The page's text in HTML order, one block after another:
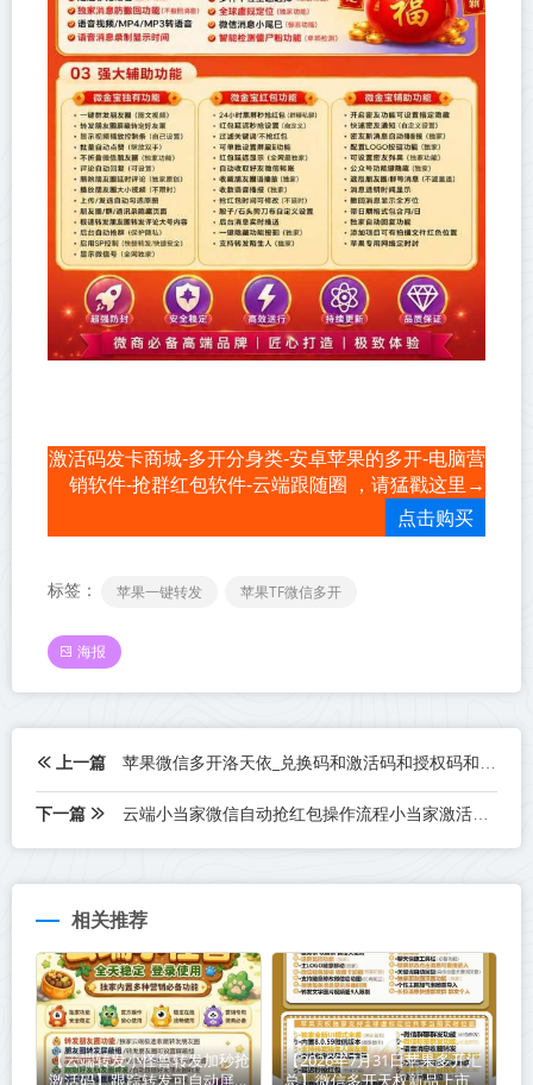
激活码发卡商城-多开分身类-安卓苹果的多开-电脑营
销软件-抢群红包软件-云端跟随圈 ，请猛戳这里→
点击购买
标签： 苹果一键转发 苹果TF微信多开
海报
上一篇 苹果微信多开洛天依_兑换码和激活码和授权码和外侧码还有活动码如何分辨
下一篇 云端小当家微信自动抢红包操作流程小当家激活码续费云端秒抢辅助工具
相关推荐
【云端转发小怪兽转发加秒抢
【2026年7月31日苹果多开汇